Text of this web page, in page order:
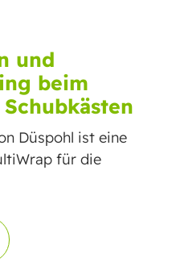
und
beim
Düspohl ist eine
für die